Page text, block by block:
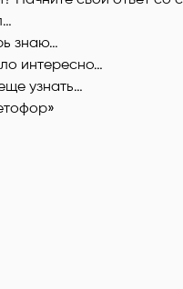
знаю…
интересно…
узнать…